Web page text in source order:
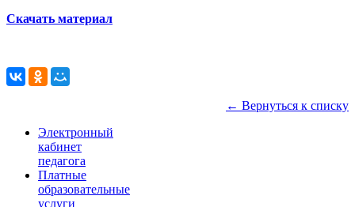
Скачать материал
← Вернуться к списку
Электронный
кабинет
педагога
Платные
образовательные
услуги